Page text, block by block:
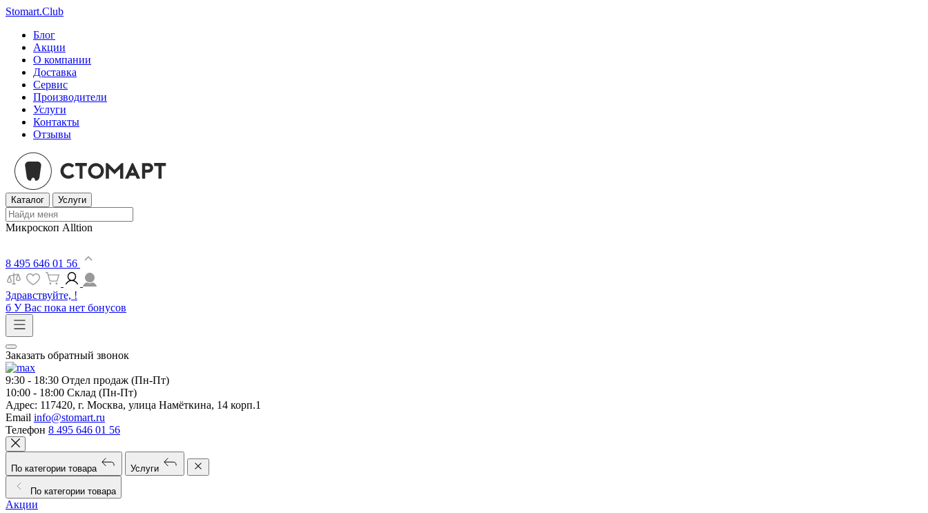
Stomart.Club
Блог
Акции
О компании
Доставка
Сервис
Производители
Услуги
Контакты
Отзывы
Каталог Услуги
Микроскоп Alltion
8 495 646 01 56
Здравствуйте, !
б У Вас пока нет бонусов
Заказать обратный звонок
9:30 - 18:30 Отдел продаж (Пн-Пт)
10:00 - 18:00 Склад (Пн-Пт)
Адрес: 117420, г. Москва, улица Намёткина, 14 корп.1
Email info@stomart.ru
Телефон 8 495 646 01 56
По категории товара Услуги
По категории товара
Акции